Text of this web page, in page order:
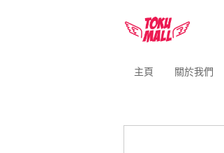
主頁 關於我們